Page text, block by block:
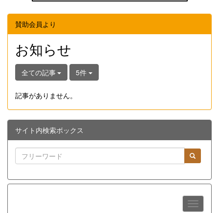
賛助会員より
お知らせ
全ての記事 5件
記事がありません。
サイト内検索ボックス